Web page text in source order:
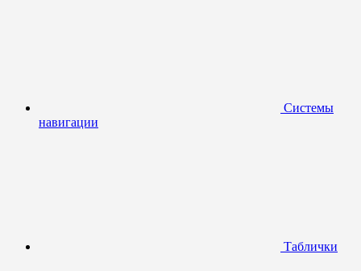
Системы
навигации
Таблички